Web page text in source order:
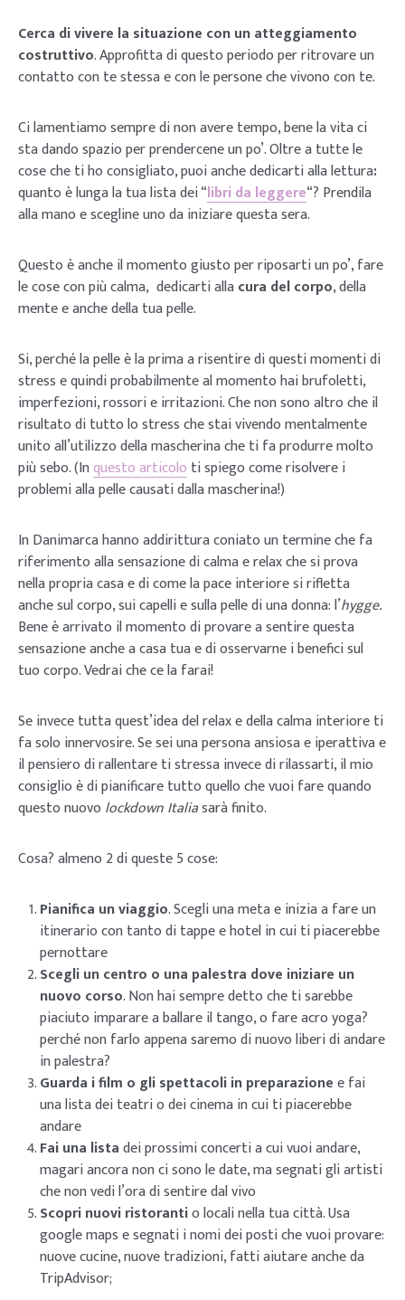
Cerca di vivere la situazione con un atteggiamento
costruttivo. Approfitta di questo periodo per ritrovare un
contatto con te stessa e con le persone che vivono con te.
Ci lamentiamo sempre di non avere tempo, bene la vita ci
sta dando spazio per prendercene un po’. Oltre a tutte le
cose che ti ho consigliato, puoi anche dedicarti alla lettura:
quanto è lunga la tua lista dei “libri da leggere“? Prendila
alla mano e scegline uno da iniziare questa sera.
Questo è anche il momento giusto per riposarti un po’, fare
le cose con più calma, dedicarti allacura del corpo, della
mente e anche della tua pelle.
Si, perché la pelle è la prima a risentire di questi momenti di
stress e quindi probabilmente al momento hai brufoletti,
imperfezioni, rossori e irritazioni. Che non sono altro che il
risultato di tutto lo stress che stai vivendo mentalmente
unito all’utilizzo della mascherina che ti fa produrre molto
più sebo. (Inquesto articolo ti spiego come risolvere i
problemi alla pelle causati dalla mascherina!)
In Danimarca hanno addirittura coniato un termine che fa
riferimento alla sensazione di calma e relax che si prova
nella propria casa e di come la pace interiore si rifletta
anche sul corpo, sui capelli e sulla pelle di una donna: l’hygge.
Bene è arrivato il momento di provare a sentire questa
sensazione anche a casa tua e di osservarne i benefici sul
tuo corpo. Vedrai che ce la farai!
Se invece tutta quest’idea del relax e della calma interiore ti
fa solo innervosire. Se sei una persona ansiosa e iperattiva e
il pensiero di rallentare ti stressa invece di rilassarti, il mio
consiglio è di pianificare tutto quello che vuoi fare quando
questo nuovo lockdown Italiasarà finito.
Cosa? almeno 2 di queste 5 cose:
Pianifica un viaggio. Scegli una meta e inizia a fare un
itinerario con tanto di tappe e hotel in cui ti piacerebbe
pernottare
Scegli un centro o una palestra dove iniziare un
nuovo corso. Non hai sempre detto che ti sarebbe
piaciuto imparare a ballare il tango, o fare acro yoga?
perché non farlo appena saremo di nuovo liberi di andare
in palestra?
Guarda i film o gli spettacoli in preparazionee fai
una lista dei teatri o dei cinema in cui ti piacerebbe
andare
Fai una listadei prossimi concerti a cui vuoi andare,
magari ancora non ci sono le date, ma segnati gli artisti
che non vedi l’ora di sentire dal vivo
Scopri nuovi ristorantio locali nella tua città. Usa
google maps e segnati i nomi dei posti che vuoi provare:
nuove cucine, nuove tradizioni, fatti aiutare anche da
TripAdvisor;